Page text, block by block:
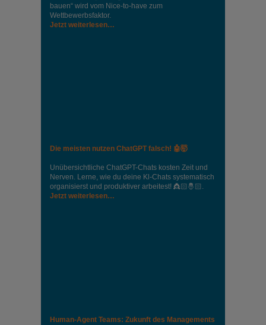
bauen“ wird vom Nice‑to‑have zum
Wettbewerbsfaktor.
Jetzt weiterlesen…
Die meisten nutzen ChatGPT falsch! 🤖🤯
Unübersichtliche ChatGPT-Chats kosten Zeit und
Nerven. Lerne, wie du deine Kl-Chats systematisch
organisierst und produktiver arbeitest! 👸🏻🤴🏻.
Jetzt weiterlesen…
Human-Agent Teams: Zukunft des Managements